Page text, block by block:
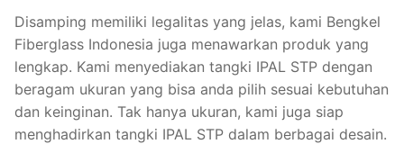
Disamping memiliki legalitas yang jelas, kami Bengkel
Fiberglass Indonesia juga menawarkan produk yang
lengkap. Kami menyediakan tangki IPAL STP dengan
beragam ukuran yang bisa anda pilih sesuai kebutuhan
dan keinginan. Tak hanya ukuran, kami juga siap
menghadirkan tangki IPAL STP dalam berbagai desain.